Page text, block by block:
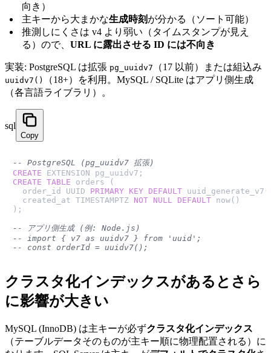
向き）
主キーから大まかな生成時刻 が分かる（ソート可能）
推測しにくさは v4 より弱い（タイムスタンプが見え
る）ので、 URL に露出させる ID には不向き
実装: PostgreSQL は拡張 pg_uuidv7 （17 以前）または組込み
uuidv7()
（18+）を利用。MySQL / SQLite はアプリ側生成
（各言語ライブラリ）。
sql
Copy
-- PostgreSQL (pg_uuidv7 拡張)
CREATE
CREATE TABLE orders (
  order_id UUID
PRIMARY KEY DEFAULT
  created_at TIMESTAMPTZ
NOT NULL DEFAULT now()
);
-- アプリ側生成 (例: Node.js)
-- import { v7 as uuidv7 } from 'uuid';
-- const orderId = uuidv7();
クラスタ化インデックスがあるとさら
に影響が大きい
MySQL (InnoDB) は主キーが必ずクラスタ化インデックス
（テーブルデータそのものが主キー順に物理配置される）に